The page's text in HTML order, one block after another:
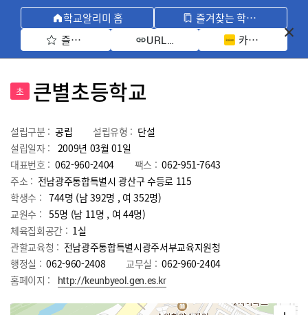
학교알리미 홈
즐겨찾는 학교 모아보기
즐겨찾기 선택
URL 복사 카카오톡 공유
초 큰별초등학교
설립구분 : 공립 설립유형 : 단설
설립일자 : 2009년 03월 01일
대표번호 : 062-960-2404 팩스 : 062-951-7643
주소 : 전남광주통합특별시 광산구 수등로 115
학생수 : 744명 (남 392명 , 여 352명)
교원수 : 55명 (남 11명 , 여 44명)
체육집회공간 : 1실
관할교육청 : 전남광주통합특별시광주서부교육지원청
행정실 : 062-960-2408 교무실 : 062-960-2404
홈페이지 :
http://keunbyeol.gen.es.kr